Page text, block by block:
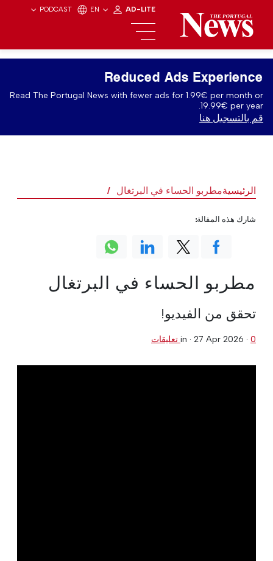
PODCAST EN AD-LITE
Reduced Ads Experience
Read The Portugal News with fewer ads for 1.99€ per month or
19.99€ per year.
قم بالتسجيل هنا
الرئيسيةمطربو الحساء في البرتغال
مطربو الحساء في البرتغال
تحقق من الفيديو!
in · 27 Apr 2026 · 0 تعليقات
شارك هذه المقالة: